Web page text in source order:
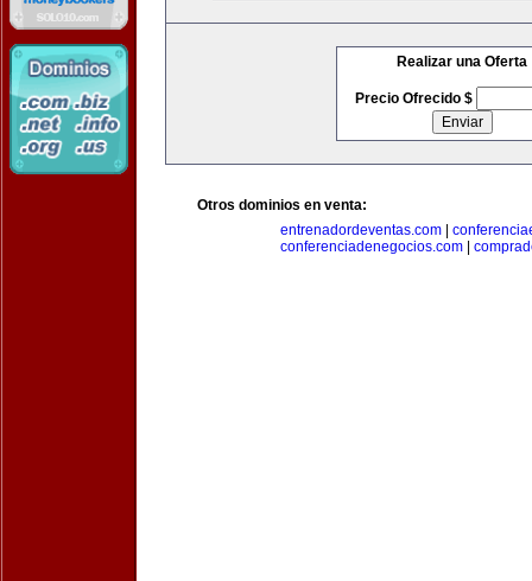
Realizar una Oferta
Precio Ofrecido $
Otros dominios en venta:
entrenadordeventas.com
conferenciadenegocios.com|